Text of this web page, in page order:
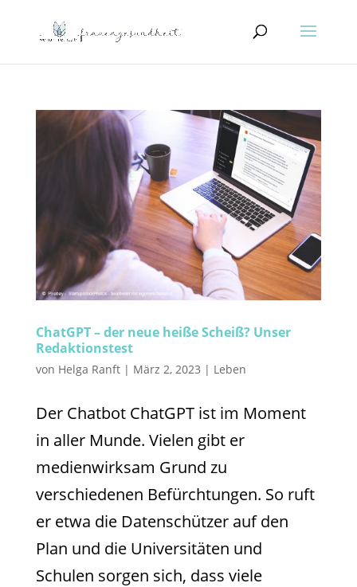
ChatGPT – der neue heiße Scheiß? Unser
Redaktionstest
von Helga Ranft| März 2, 2023 | Leben
Der Chatbot ChatGPT ist im Moment
in aller Munde. Vielen gibt er
medienwirksam Grund zu
verschiedenen Befürchtungen. So ruft
er etwa die Datenschützer auf den
Plan und die Universitäten und
Schulen sorgen sich, dass viele